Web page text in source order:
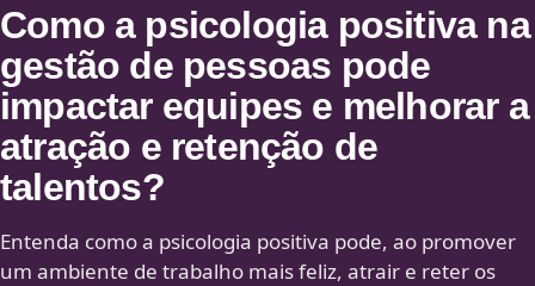
Como a psicologia positiva na
gestão de pessoas pode
impactar equipes e melhorar a
atração e retenção de
talentos?
Entenda como a psicologia positiva pode, ao promover
um ambiente de trabalho mais feliz, atrair e reter os